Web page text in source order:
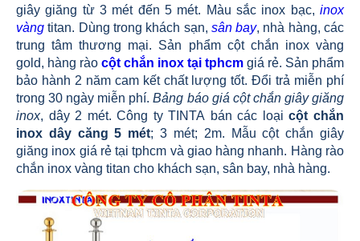
giây giăng từ 3 mét đến 5 mét. Màu sắc inox bạc, inox
vàng titan. Dùng trong khách sạn, sân bay, nhà hàng, các
trung tâm thương mại. Sản phẩm cột chắn inox vàng
gold, hàng rào cột chắn inox tại tphcm giá rẻ. Sản phẩm
bảo hành 2 năm cam kết chất lượng tốt. Đổi trả miễn phí
trong 30 ngày miễn phí.Bảng báo giá cột chắn giây giăng
inox, dây 2 mét. Công ty TINTA bán các loạicột chắn
inox dây căng 5 mét; 3 mét; 2m. Mẫu cột chắn giây
giăng inox giá rẻ tại tphcm và giao hàng nhanh. Hàng rào
chắn inox vàng titan cho khách sạn, sân bay, nhà hàng.